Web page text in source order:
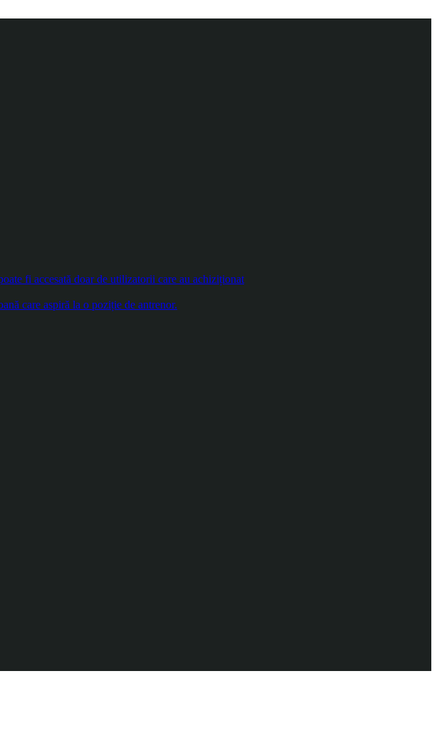
fi accesată doar de utilizatorii care au achiziționat
care aspiră la o poziție de antrenor.